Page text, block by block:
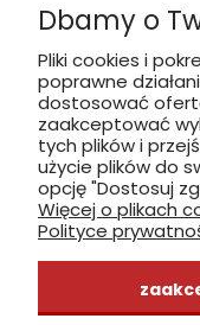
Płatność: gotówka,
Dbamy o
Pliki cookies i
poprawne
dostosować
zaakceptować
tych plików i
użycie plików do
opcję "Dostosuj
Więcej o plikach
Polityce